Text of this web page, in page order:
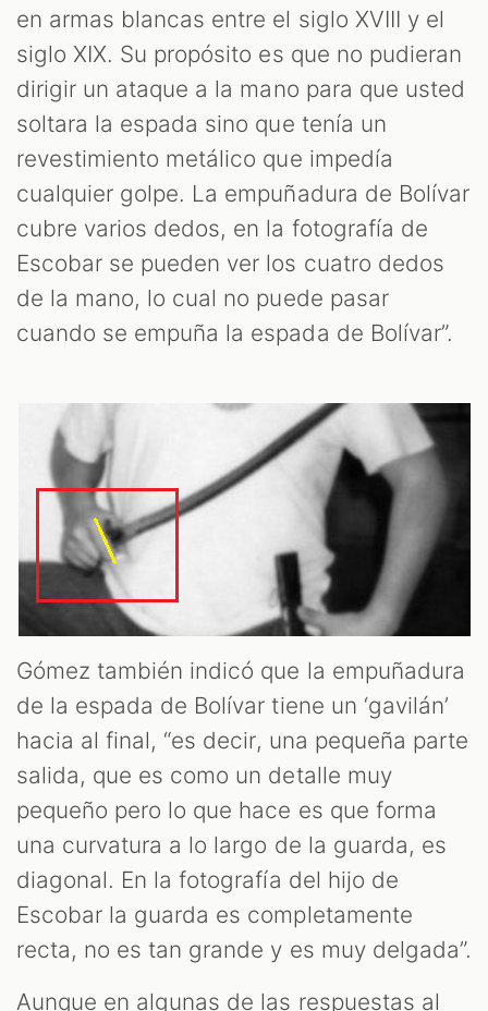
en armas blancas entre el siglo XVIII y el
siglo XIX. Su propósito es que no pudieran
dirigir un ataque a la mano para que usted
soltara la espada sino que tenía un
revestimiento metálico que impedía
cualquier golpe. La empuñadura de Bolívar
cubre varios dedos, en la fotografía de
Escobar se pueden ver los cuatro dedos
de la mano, lo cual no puede pasar
cuando se empuña la espada de Bolívar”.
Gómez también indicó que la empuñadura
de la espada de Bolívar tiene un ‘gavilán’
hacia al final, “es decir, una pequeña parte
salida, que es como un detalle muy
pequeño pero lo que hace es que forma
una curvatura a lo largo de la guarda, es
diagonal. En la fotografía del hijo de
Escobar la guarda es completamente
recta, no es tan grande y es muy delgada”.
Aunque en algunas de las respuestas al